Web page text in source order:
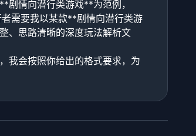
剧情向潜行类游戏**为范例，
需要我以某款**剧情向潜行类游
、思路清晰的深度玩法解析文
我会按照你给出的格式要求，为